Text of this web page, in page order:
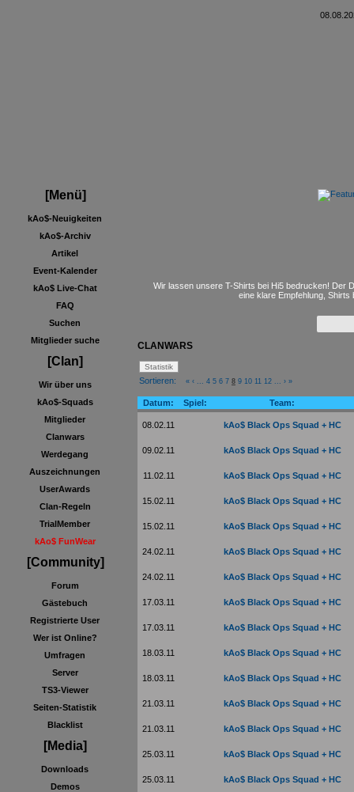
[Menü]
kAo$-Neuigkeiten
kAo$-Archiv
Artikel
Event-Kalender
kAo$ Live-Chat
FAQ
Suchen
Mitglieder suche
[Clan]
Wir über uns
kAo$-Squads
Mitglieder
Clanwars
Werdegang
Auszeichnungen
UserAwards
Clan-Regeln
TrialMember
kAo$ FunWear
[Community]
Forum
Gästebuch
Registrierte User
Wer ist Online?
Umfragen
Server
TS3-Viewer
Seiten-Statistik
Blacklist
[Media]
Downloads
Demos
Wir lassen unsere T-Shirts bei Hi5 bedrucken! Der
eine klare Empfehlung,
CLANWARS
Sortieren: « ‹ 4 5 6 7 8 9 10 11 12 › »
Datum: Spiel: Team:
08.02.11 kAo$ Black Ops Squad + HC
09.02.11 kAo$ Black Ops Squad + HC
11.02.11 kAo$ Black Ops Squad + HC
15.02.11 kAo$ Black Ops Squad + HC
15.02.11 kAo$ Black Ops Squad + HC
24.02.11 kAo$ Black Ops Squad + HC
24.02.11 kAo$ Black Ops Squad + HC
17.03.11 kAo$ Black Ops Squad + HC
17.03.11 kAo$ Black Ops Squad + HC
18.03.11 kAo$ Black Ops Squad + HC
18.03.11 kAo$ Black Ops Squad + HC
21.03.11 kAo$ Black Ops Squad + HC
21.03.11 kAo$ Black Ops Squad + HC
25.03.11 kAo$ Black Ops Squad + HC
25.03.11 kAo$ Black Ops Squad + HC